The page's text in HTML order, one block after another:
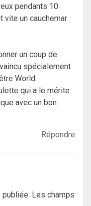
pendants 10
vite un cauchemar
un coup de
spécialement
World
qui a le mérite
avec un bon
Répondre
Les champs